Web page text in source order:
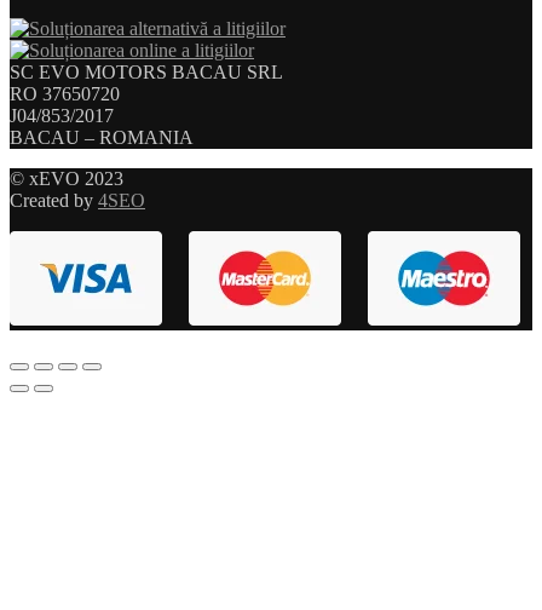
SC EVO MOTORS BACAU SRL
RO 37650720
J04/853/2017
BACAU – ROMANIA
© xEVO 2023
Created by 4SEO